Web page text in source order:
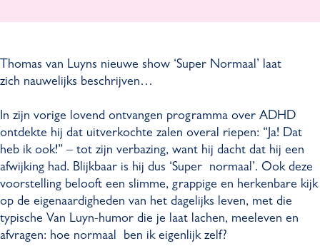
L
u
n
-
S
u
p
e
r
n
a
n
u
y
n
-
S
u
p
e
u
y
-
S
u
p
e
r
n
o
v
a
L
u
y
n
-
S
u
p
Thomas van Luyns nieuwe show ‘Super Normaal’ laat
zich nauwelijks beschrijven…
In zijn vorige lovend ontvangen programma over ADHD
ontdekte hij dat uitverkochte zalen overal riepen: “Ja! Dat
heb ik ook!” – tot zijn verbazing, want hij dacht dat hij een
afwijking had. Blijkbaar is hij dus ‘Super normaal’. Ook deze
voorstelling belooft een slimme, grappige en herkenbare kijk
op de eigenaardigheden van het dagelijks leven, met die
typische Van Luyn-humor die je laat lachen, meeleven en
afvragen: hoe normaal ben ik eigenlijk zelf?